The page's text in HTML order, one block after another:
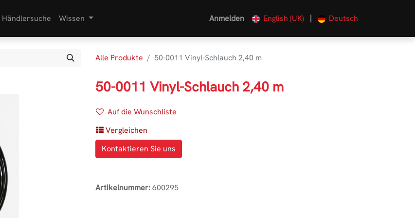
Händlersuche Wissen Anmelden English (UK) | Deutsch
Alle Produkte 50-0011 Vinyl-Schlauch 2,40 m
50-0011 Vinyl-Schlauch 2,40 m
Auf die Wunschliste
Vergleichen
Kontaktieren Sie uns
Artikelnummer:600295